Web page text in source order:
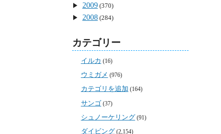
2009(370)
2008(284)
カテゴリー
イルカ (16)
ウミガメ (976)
カテゴリを追加 (164)
サンゴ(37)
シュノーケリング(91)
ダイビング (2,154)